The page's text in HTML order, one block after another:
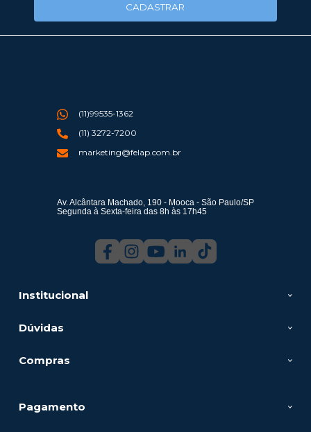
CADASTRAR
Institucional
Dúvidas
Compras
(11)99535-1362
(11) 3272-7200
marketing@felap.com.br
Av. Alcântara Machado, 190 - Mooca - São Paulo/SP
Segunda à Sexta-feira das 8h às 17h45
Pagamento